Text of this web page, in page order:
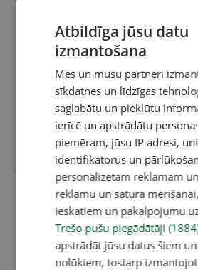
Atbildīga jūsu datu
izmantošana
Mēs un mūsu partneri
sīkdatnes un līdzīgas
saglabātu un piekļūtu
ierīcē un apstrādātu
piemēram, jūsu IP adresi,
identifikatorus un
personalizētām reklāmām
reklāmu un satura
ieskatiem un pakalpojumu
Trešo pušu piegādātāji
apstrādāt jūsu datus šiem
nolūkiem, tostarp